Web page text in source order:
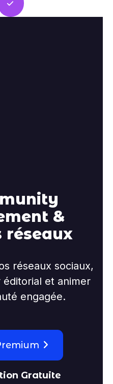
&
réseaux
réseaux sociaux,
et animer
engagée.
Gratuite